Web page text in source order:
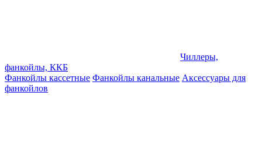
Чиллеры,
фанкойлы, ККБ
Фанкойлы кассетные Фанкойлы канальные Аксессуары для
фанкойлов